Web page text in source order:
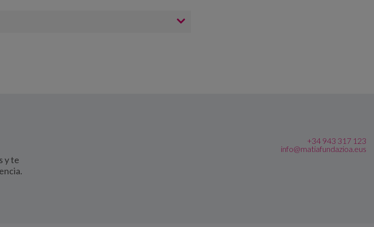
y te
+34 943 317 123
info@matiafundazioa.eus